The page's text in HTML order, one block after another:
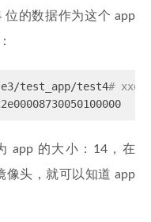
位的数据作为这个 app
test_app/test4# xxd
app 的大小：14，在
像头，就可以知道 app